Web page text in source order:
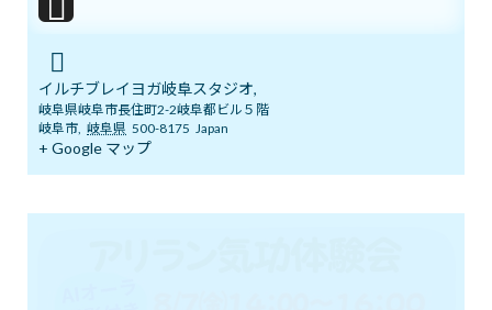
安らぎ
2020年4月13日
最近の投稿
8/1スタート！新オーラ診断付きヨガ
イルチブレイヨガ岐阜スタジオ,
岐阜県岐阜市長住町2-2岐阜都ビル５階
岐阜市, 岐阜県 500-8175 Japan
+ Google マップ